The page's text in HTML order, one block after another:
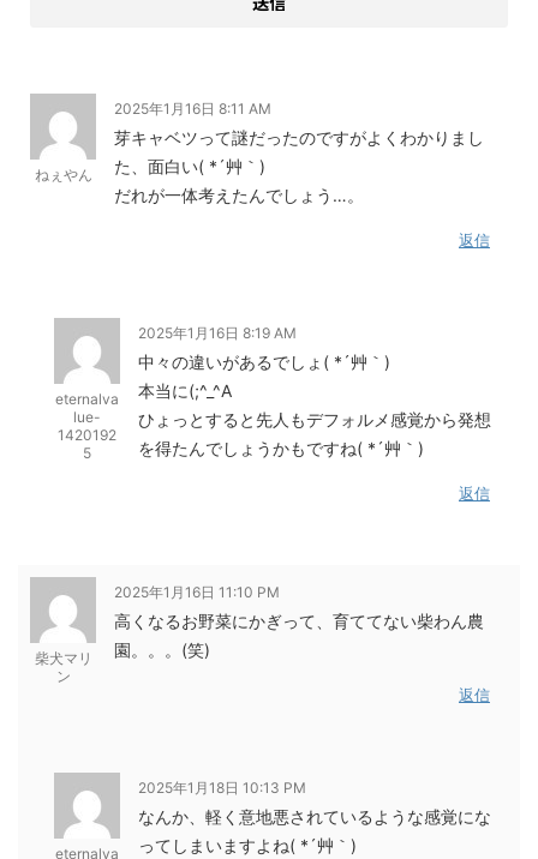
ねぇやん
2025年1月16日 8:11 AM
芽キャベツって謎だったのですがよくわかりまし
た、面白い( *´艸｀)
だれが一体考えたんでしょう…。
返信
eternalva
lue-
1420192
5
2025年1月16日 8:19 AM
中々の違いがあるでしょ( *´艸｀)
本当に(;^_^A
ひょっとすると先人もデフォルメ感覚から発想
を得たんでしょうかもですね( *´艸｀)
返信
柴犬マリ
ン
2025年1月16日 11:10 PM
高くなるお野菜にかぎって、育ててない柴わん農
園。。。(笑)
返信
eternalva
2025年1月18日 10:13 PM
なんか、軽く意地悪されているような感覚にな
ってしまいますよね( *´艸｀)